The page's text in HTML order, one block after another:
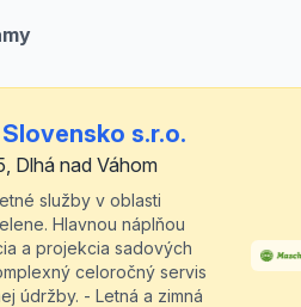
s.r.o.
Dlhá nad Váhom
služby v oblasti
Hlavnou náplňou
a projekcia sadových
celoročný servis
údržby. - Letná a zimná